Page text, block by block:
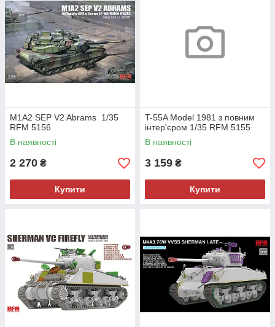
M1A2 SEP V2 Abrams 1/35
RFM 5156
В наявності
2 270 ₴
Купити
T-55A Model 1981 з повним
інтер'єром 1/35 RFM 5155
В наявності
3 159 ₴
Купити